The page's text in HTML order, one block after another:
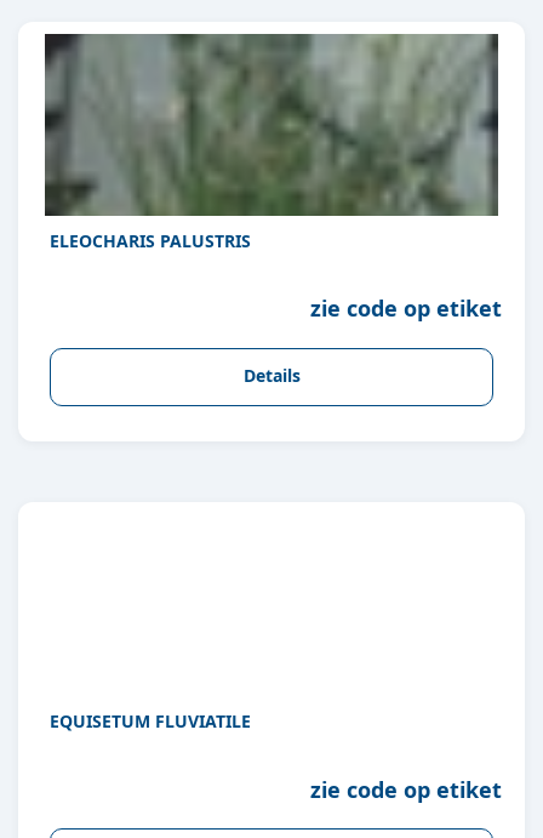
ELEOCHARIS PALUSTRIS
zie code op etiket
Details
EQUISETUM FLUVIATILE
zie code op etiket